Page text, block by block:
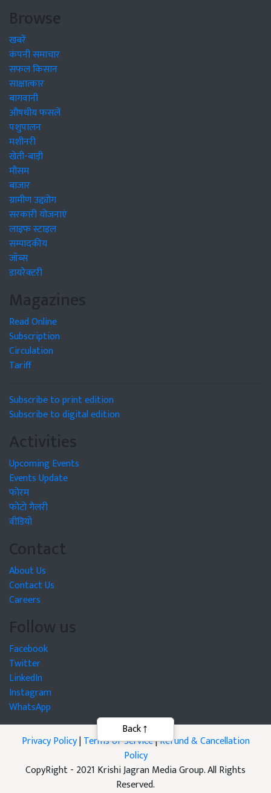
Browse
खबरें
कंपनी समाचार
सफल किसान
साक्षात्कार
बागवानी
औषधीय फसलें
पशुपालन
मशीनरी
खेती-बाड़ी
मौसम
बाजार
ग्रामीण उद्द्योग
सरकारी योजनाएं
लाइफ स्टाइल
सम्पादकीय
जॉब्स
डायरेक्टरी
Magazines
Read Online
Subscription
Circulation
Tariff
Subscribe to print edition
Subscribe to digital edition
Activities
Upcoming Events
Events Update
फोरम
फोटो गैलरी
वीडियो
Contact
About Us
Contact Us
Careers
Follow us
Facebook
Twitter
LinkedIn
Instagram
WhatsApp
Privacy Policy|Terms of Service|Refund & Cancellation
Policy
CopyRight - 2021 Krishi Jagran Media Group. All Rights
Reserved.
Back